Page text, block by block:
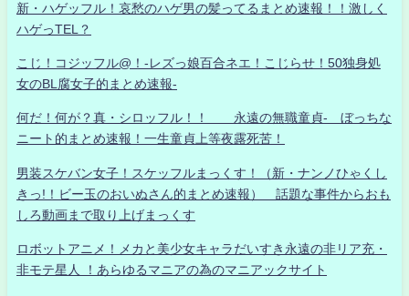
新・ハゲッフル！哀愁のハゲ男の髪ってるまとめ速報！！激しく
ハゲっTEL？
こじ！コジッフル@！-レズっ娘百合ネエ！こじらせ！50独身処
女のBL腐女子的まとめ速報-
何だ！何が？真・シロッフル！！ 永遠の無職童貞- ぼっちな
ニート的まとめ速報！一生童貞上等夜露死苦！
男装スケバン女子！スケッフルまっくす！（新・ナンノひゃくし
きっ!！ビー玉のおいぬさん的まとめ速報） 話題な事件からおも
しろ動画まで取り上げまっくす
ロボットアニメ！メカと美少女キャラだいすき永遠の非リア充・
非モテ星人 ！あらゆるマニアの為のマニアックサイト